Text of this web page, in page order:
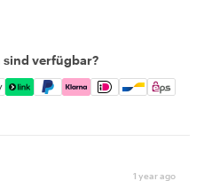
sind verfügbar?
Apple Pay, Google
1 year ago